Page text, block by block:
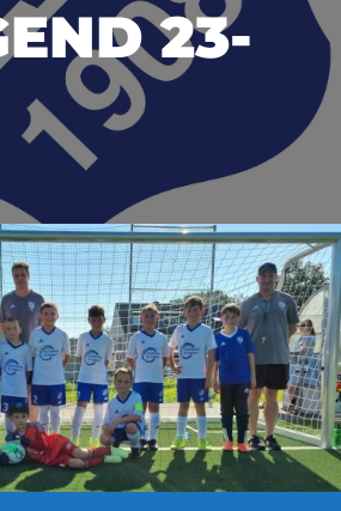
23-